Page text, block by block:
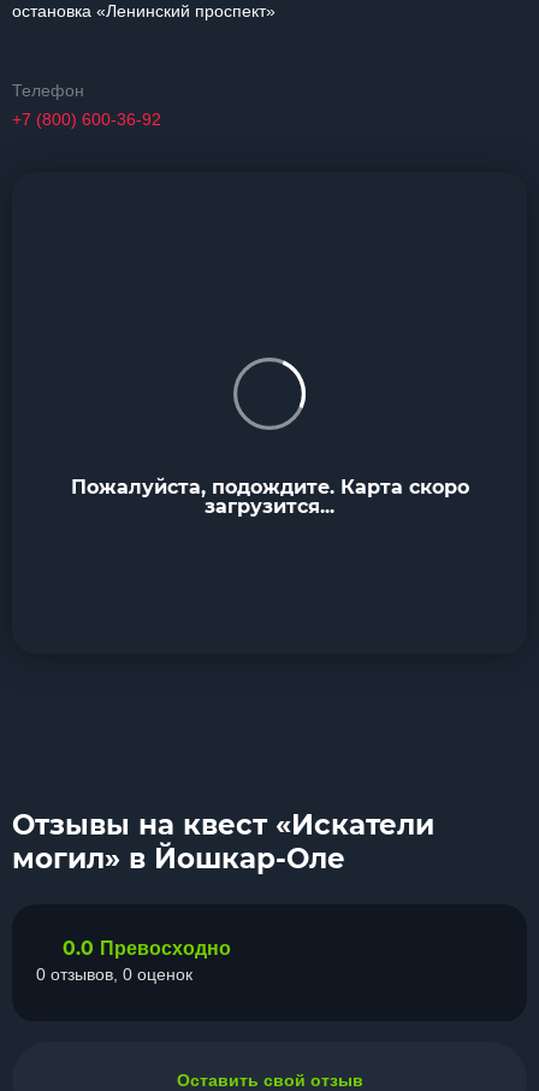
остановка «Ленинский проспект»
Телефон
+7 (800) 600-36-92
Пожалуйста, подождите. Карта скоро
загрузится...
Отзывы на квест «Искатели
могил» в Йошкар-Оле
0.0 Превосходно
0 отзывов, 0 оценок
Оставить свой отзыв